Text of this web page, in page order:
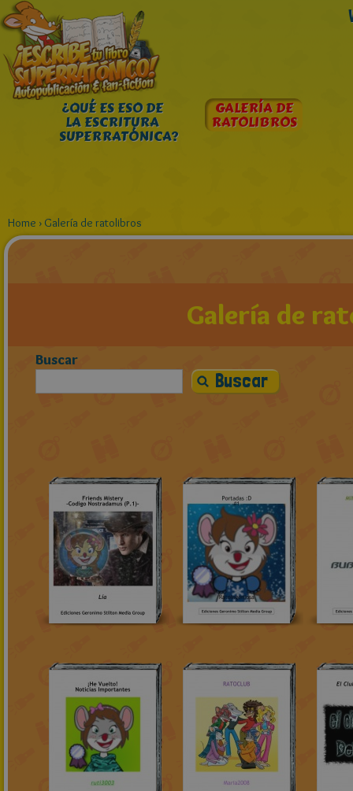
¿QUÉ ES ESO DE
LA ESCRITURA
SUPERRATÓNICA?
GALERÍA DE
RATOLIBROS
Home › Galería de ratolibros
Galería de
Buscar